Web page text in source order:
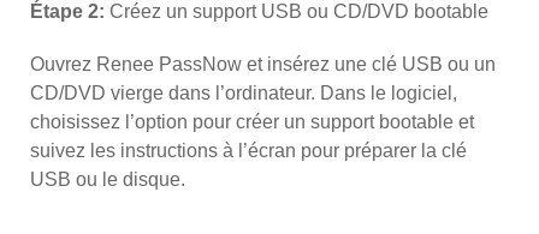
Étape 2: Créez un support USB ou CD/DVD bootable
Ouvrez Renee PassNow et insérez une clé USB ou un
CD/DVD vierge dans l’ordinateur. Dans le logiciel,
choisissez l’option pour créer un support bootable et
suivez les instructions à l’écran pour préparer la clé
USB ou le disque.